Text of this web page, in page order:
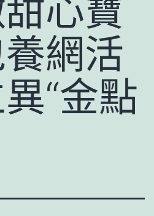
心寶
網活
“金點